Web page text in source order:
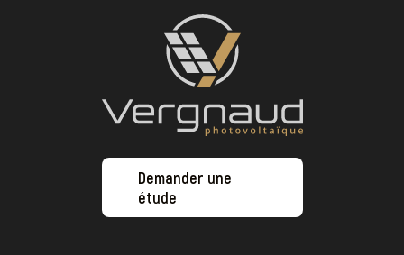
Demander une
étude